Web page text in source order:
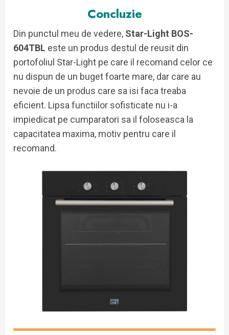
Concluzie
Din punctul meu de vedere, Star-Light BOS-
604TBL este un produs destul de reusit din
portofoliul Star-Light pe care il recomand celor ce
nu dispun de un buget foarte mare, dar care au
nevoie de un produs care sa isi faca treaba
eficient. Lipsa functiilor sofisticate nu i-a
impiedicat pe cumparatori sa il foloseasca la
capacitatea maxima, motiv pentru care il
recomand.